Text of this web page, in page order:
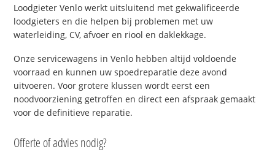
Loodgieter Venlo werkt uitsluitend met gekwalificeerde
loodgieters en die helpen bij problemen met uw
waterleiding, CV, afvoer en riool en daklekkage.
Onze servicewagens in Venlo hebben altijd voldoende
voorraad en kunnen uw spoedreparatie deze avond
uitvoeren. Voor grotere klussen wordt eerst een
noodvoorziening getroffen en direct een afspraak gemaakt
voor de definitieve reparatie.
Offerte of advies nodig?